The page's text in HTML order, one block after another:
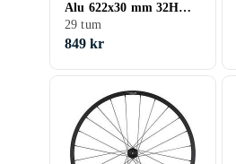
Alu 622x30 mm 32H
605g
29 tum
849 kr